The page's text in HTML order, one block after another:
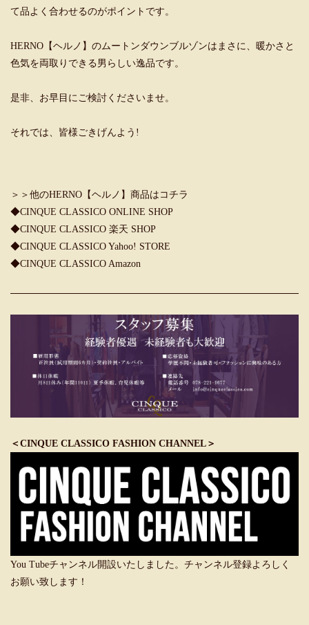
て品よく合わせるのがポイントです。
HERNO【ヘルノ】のムートンダウンブルゾンはまさに、暖かさと
色気を両取りできる男らしい逸品です。
是非、お早目にご検討くださいませ。
それでは、皆様ごきげんよう!
＞＞他のHERNO【ヘルノ】商品はコチラ
◆CINQUE CLASSICO ONLINE SHOP
◆CINQUE CLASSICO 楽天 SHOP
◆CINQUE CLASSICO Yahoo! STORE
◆CINQUE CLASSICO Amazon
＜CINQUE CLASSICO FASHION CHANNEL＞
You Tubeチャンネル開設いたしました。チャンネル登録よろしく
お願い致します！